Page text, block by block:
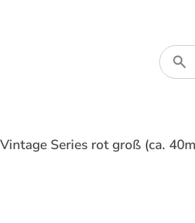
Series rot groß (ca.